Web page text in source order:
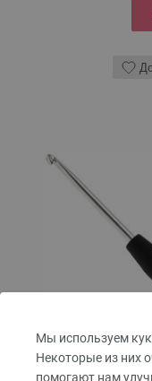
Мы используем
Некоторые из них
помогают нам